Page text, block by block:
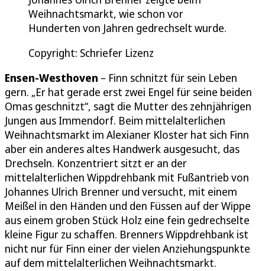
Weihnachtsmarkt, wie schon vor
Hunderten von Jahren gedrechselt wurde.
Copyright: Schriefer Lizenz
Ensen-Westhoven – Finn schnitzt für sein Leben
gern. „Er hat gerade erst zwei Engel für seine beiden
Omas geschnitzt“, sagt die Mutter des zehnjährigen
Jungen aus Immendorf. Beim mittelalterlichen
Weihnachtsmarkt im Alexianer Kloster hat sich Finn
aber ein anderes altes Handwerk ausgesucht, das
Drechseln. Konzentriert sitzt er an der
mittelalterlichen Wippdrehbank mit Fußantrieb von
Johannes Ulrich Brenner und versucht, mit einem
Meißel in den Händen und den Füssen auf der Wippe
aus einem groben Stück Holz eine fein gedrechselte
kleine Figur zu schaffen. Brenners Wippdrehbank ist
nicht nur für Finn einer der vielen Anziehungspunkte
auf dem mittelalterlichen Weihnachtsmarkt.